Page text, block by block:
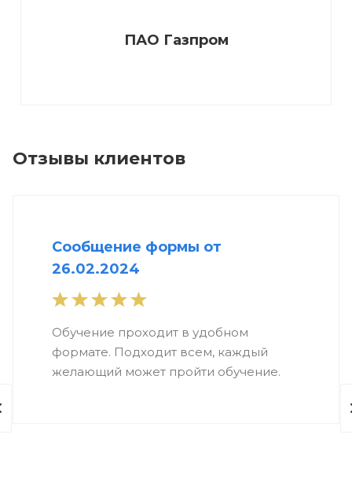
ПАО Газпром
Отзывы клиентов
Сообщение формы от
26.02.2024
Обучение проходит в удобном
формате. Подходит всем, каждый
желающий может пройти обучение.